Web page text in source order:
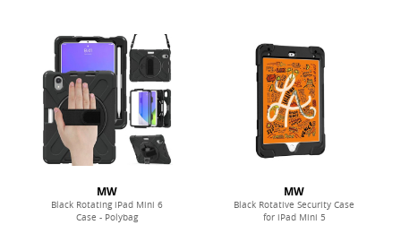
MW
Black Rotating iPad Mini 6
Case - Polybag
MW
Black Rotative Security Case
for iPad Mini 5